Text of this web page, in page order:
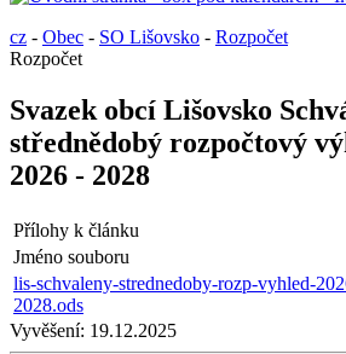
cz - Obec - SO Lišovsko - Rozpočet
Rozpočet
Svazek obcí Lišovsko
střednědobý rozpočtový
2026 - 2028
Přílohy k článku
Jméno souboru
lis-schvaleny-strednedoby-rozp-vyhled-
2028.ods
Vyvěšení: 19.12.2025